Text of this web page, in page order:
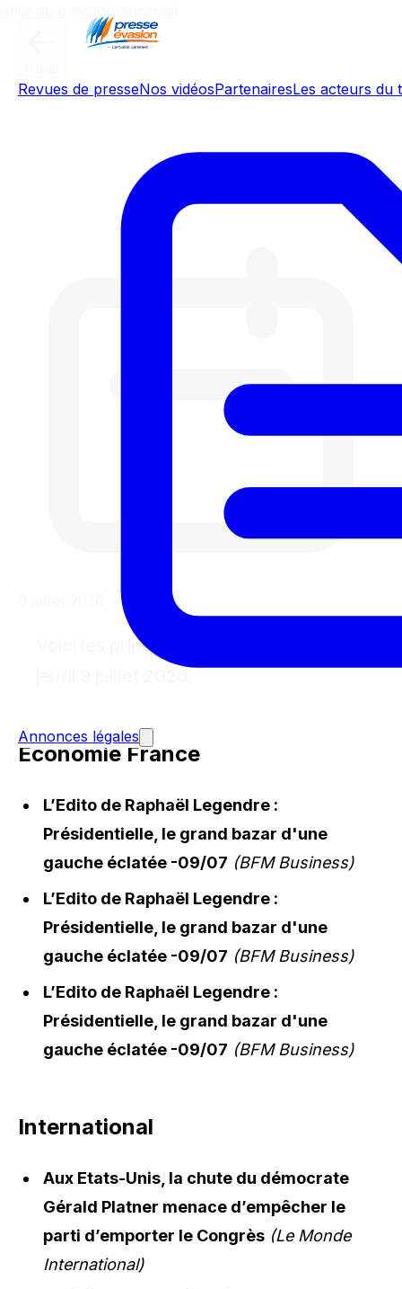
Revues de presseNos vidéosPartenairesLes acteurs du
Annonces légales
Présidentielle, le grand bazar
d'une gauche éclatée -09/07
Voici les principales actualités de ce
Économie France
L’Edito de Raphaël Legendre :
Présidentielle, le grand bazar d'une
gauche éclatée -09/07 (BFM Business)
L’Edito de Raphaël Legendre :
Présidentielle, le grand bazar d'une
gauche éclatée -09/07 (BFM Business)
L’Edito de Raphaël Legendre :
Présidentielle, le grand bazar d'une
gauche éclatée -09/07 (BFM Business)
International
Aux Etats-Unis, la chute du démocrate
Gérald Platner menace d’empêcher le
parti d’emporter le Congrès (Le Monde
International)